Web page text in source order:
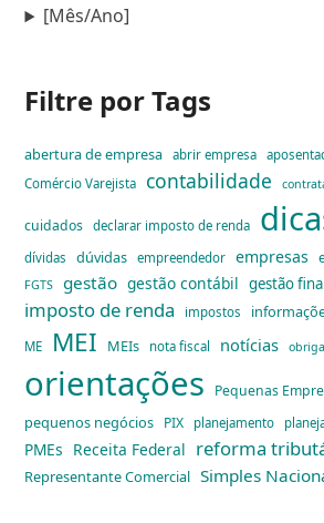
[Mês/Ano]
Filtre por Tags
abertura de empresa abrir empresa
Comércio Varejista
contabilidade
cuidados declarar imposto de renda
dívidas dúvidas empreendedor empresas
FGTS gestão gestão contábil gestão
imposto de renda impostos
ME MEI MEIs nota fiscal notícias
orientações Pequenas
pequenos negócios PIX planejamento
PMEs Receita Federal reforma
Representante Comercial Simples